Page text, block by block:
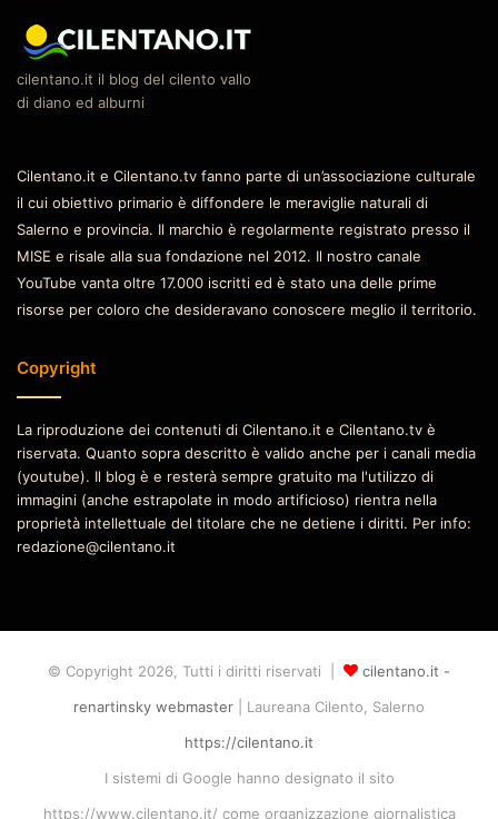
cilentano.it il blog del cilento vallo
di diano ed alburni
Cilentano.it e Cilentano.tv fanno parte di un’associazione culturale
il cui obiettivo primario è diffondere le meraviglie naturali di
Salerno e provincia. Il marchio è regolarmente registrato presso il
MISE e risale alla sua fondazione nel 2012. Il nostro canale
YouTube vanta oltre 17.000 iscritti ed è stato una delle prime
risorse per coloro che desideravano conoscere meglio il territorio.
Copyright
La riproduzione dei contenuti di Cilentano.it e Cilentano.tv è
riservata. Quanto sopra descritto è valido anche per i canali media
(youtube). Il blog è e resterà sempre gratuito ma l'utilizzo di
immagini (anche estrapolate in modo artificioso) rientra nella
proprietà intellettuale del titolare che ne detiene i diritti. Per info:
redazione@cilentano.it
© Copyright 2026, Tutti i diritti riservati |
cilentano.it -
renartinsky webmaster | Laureana Cilento, Salerno
https://cilentano.it
I sistemi di Google hanno designato il sito
https://www.cilentano.it/ come organizzazione giornalistica